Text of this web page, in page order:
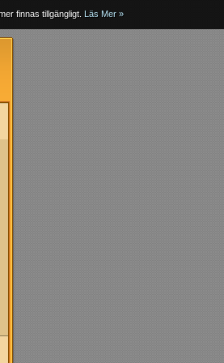
finnas tillgängligt. Läs Mer »